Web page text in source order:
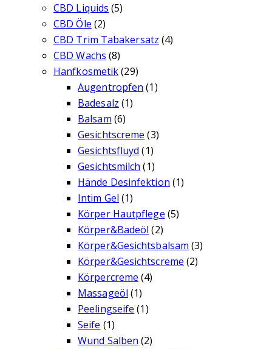
CBD Liquids (5)
CBD Öle (2)
CBD Trim Tabakersatz (4)
CBD Wachs (8)
Hanfkosmetik(29)
Augentropfen (1)
Badesalz (1)
Balsam (6)
Gesichtscreme (3)
Gesichtsfluyd (1)
Gesichtsmilch (1)
Hände Desinfektion (1)
Intim Gel (1)
Körper Hautpflege (5)
Körper&Badeöl (2)
Körper&Gesichtsbalsam (3)
Körper&Gesichtscreme (2)
Körpercreme (4)
Massageöl (1)
Peelingseife (1)
Seife (1)
Wund Salben (2)